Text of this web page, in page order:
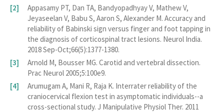
Appasamy PT, Dan TA, Bandyopadhyay V, Mathew V,
Jeyaseelan V, Babu S, Aaron S, Alexander M. Accuracy and
reliability of Babinski sign versus finger and foot tapping in
the diagnosis of corticospinal tract lesions. Neurol India.
2018 Sep-Oct;66(5):1377-1380.
Arnold M, Bousser MG. Carotid and vertebral dissection.
Prac Neurol 2005;5:100e9.
Arumugam A, Mani R, Raja K. Interrater reliability of the
craniocervical flexion test in asymptomatic individuals--a
cross-sectional study. J Manipulative Physiol Ther. 2011